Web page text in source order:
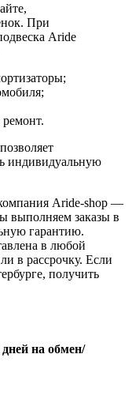
При
Aride
индивидуальную
Aride-shop —
выполняем заказы в
гарантию.
в любой
в рассрочку. Если
получить
на обмен/